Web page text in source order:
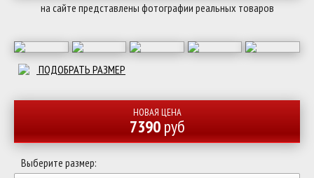
на сайте представлены фотографии реальных товаров
ПОДОБРАТЬ РАЗМЕР
НОВАЯ ЦЕНА
7390руб
Выберите размер: